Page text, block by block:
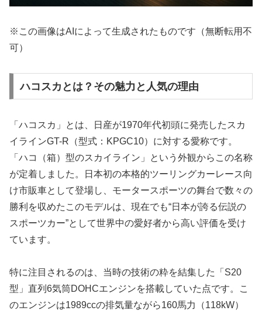
※この画像はAIによって生成されたものです（無断転用不
可）
ハコスカとは？その魅力と人気の理由
「ハコスカ」とは、日産が1970年代初頭に発売したスカ
イラインGT-R（型式：KPGC10）に対する愛称です。
「ハコ（箱）型のスカイライン」という外観からこの名称
が定着しました。日本初の本格的ツーリングカーレース向
け市販車として登場し、モータースポーツの舞台で数々の
勝利を収めたこのモデルは、現在でも“日本が誇る伝説の
スポーツカー”として世界中の愛好者から高い評価を受け
ています。
特に注目されるのは、当時の技術の粋を結集した「S20
型」直列6気筒DOHCエンジンを搭載していた点です。こ
のエンジンは1989ccの排気量ながら160馬力（118kW）